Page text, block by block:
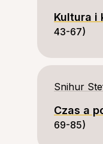
Kultura i
43-67)
Snihur
Czas a
69-85)